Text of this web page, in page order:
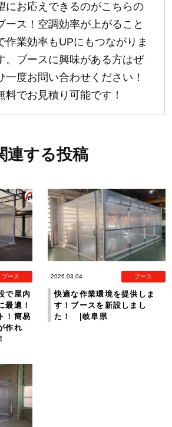
にお応えできるのがこちらの
ース！空調効率が上がること
作業効率もUPにもつながりま
。ブースに興味がある方はぜ
一度お問い合わせください！
料でお見積り可能です！
連する投稿
ブース
で屋内
最適！
！簡易
作れ
2026.03.04 ブース
快適な作業環境を提供しま
す！ブースを新設しまし
た！ |岐阜県